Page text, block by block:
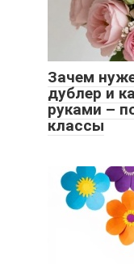
Зачем
дублер и
руками –
классы